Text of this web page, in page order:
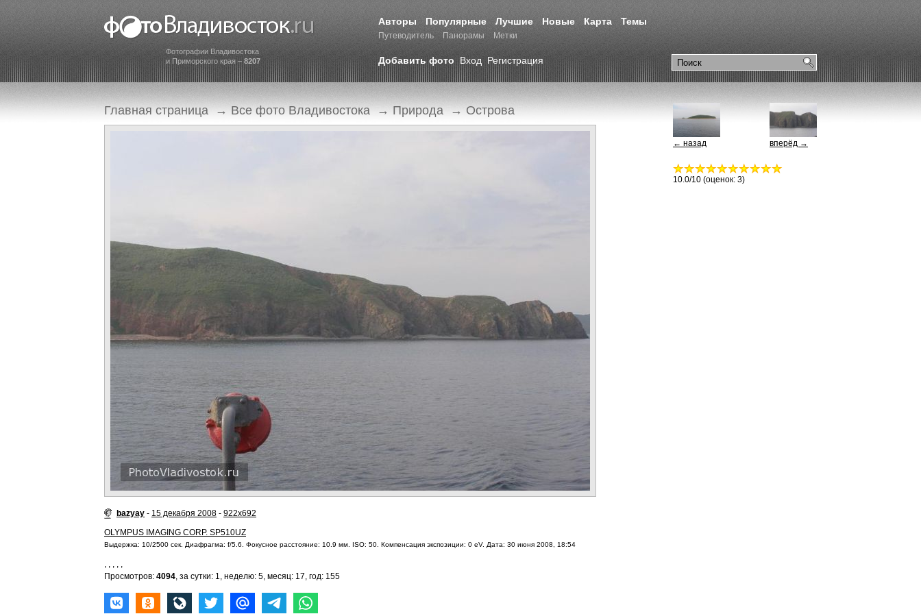
Фотографии Владивостока
и Приморского края – 8207
Авторы Популярные Лучшие Новые Карта Темы
Путеводитель Панорамы Метки
Добавить фото Вход Регистрация
Главная страница → Все фото Владивостока → Природа → Острова
bazyay - 15 декабря 2008 - 922x692
OLYMPUS IMAGING CORP. SP510UZ
Выдержка: 10/2500 сек. Диафрагма: f/5.6. Фокусное расстояние: 10.9 мм. ISO: 50. Компенсация экспозиции: 0 eV. Дата: 30 июня 2008, 18:54
, , , , ,
Просмотров: 4094, за сутки: 1, неделю: 5, месяц: 17, год: 155
вперёд →
← назад
10.0/10 (оценок: 3)